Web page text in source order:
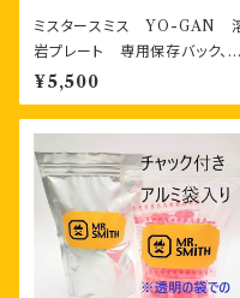
ミスタースミス YO-GAN
岩プレート 専用保存バック、専
用掴みジグ付き
¥5,500